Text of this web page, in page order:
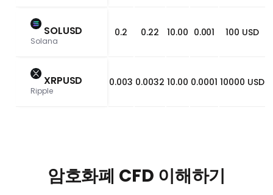
SOLUSD
Solana
0.2 0.22 10.00 0.001 100 USD
XRPUSD
Ripple
0.003 0.0032 10.00 0.0001 10000 USD
암호화폐 CFD 이해하기